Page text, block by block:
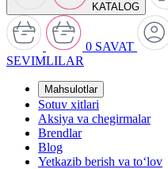
KATALOG
0 SAVAT
SEVIMLILAR
Mahsulotlar
Sotuv xitlari
Aksiya va chegirmalar
Brendlar
Blog
Yetkazib berish va to‘lov